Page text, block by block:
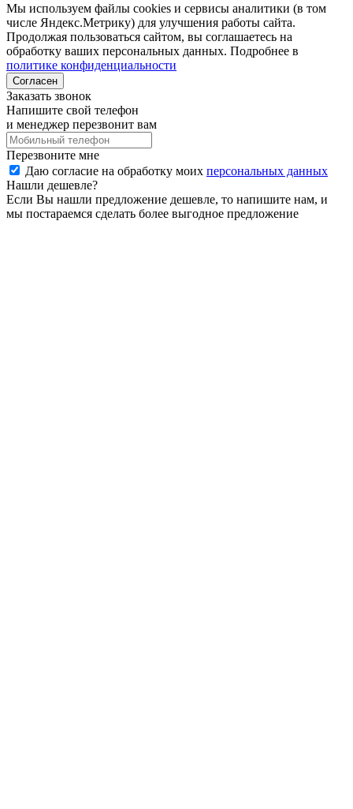
Мы используем файлы cookies и сервисы аналитики (в том
числе Яндекс.Метрику) для улучшения работы сайта.
Продолжая пользоваться сайтом, вы соглашаетесь на
обработку ваших персональных данных. Подробнее в
политике конфиденциальности
Согласен
Заказать звонок
Напишите свой телефон
и менеджер перезвонит вам
Перезвоните мне
Даю согласие на обработку моих персональных данных
Нашли дешевле?
Если Вы нашли предложение дешевле, то напишите нам, и
мы постараемся сделать более выгодное предложение